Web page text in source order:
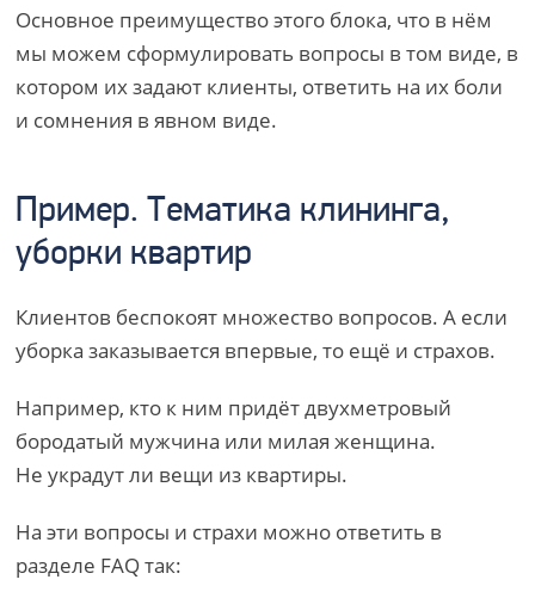
Основное преимущество этого блока, что в нём
мы можем сформулировать вопросы в том виде, в
котором их задают клиенты, ответить на их боли
и сомнения в явном виде.
Пример. Тематика клининга,
уборки квартир
Клиентов беспокоят множество вопросов. А если
уборка заказывается впервые, то ещё и страхов.
Например, кто к ним придёт двухметровый
бородатый мужчина или милая женщина.
Не украдут ли вещи из квартиры.
На эти вопросы и страхи можно ответить в
разделе FAQ так: